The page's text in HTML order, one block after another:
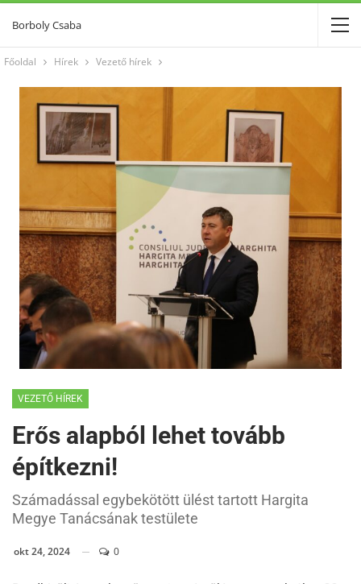
Borboly Csaba
Főoldal Hírek Vezető hírek
VEZETŐ HÍREK
Erős alapból lehet tovább
építkezni!
Számadással egybekötött ülést tartott Hargita
Megye Tanácsának testülete
okt 24, 2024 0